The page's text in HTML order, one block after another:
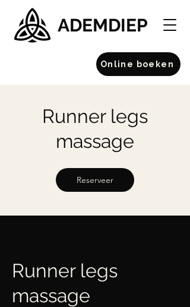
ADEMDIEP
Online boeken
Runner legs
massage
Reserveer
Runner legs
massage